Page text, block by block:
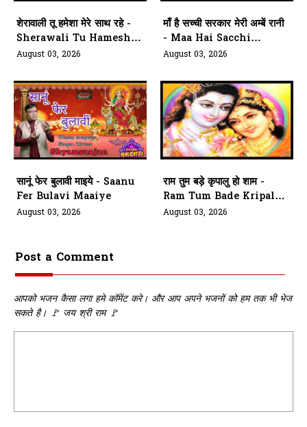
शेरावाली तू हमेशा मेरे साथ रहे -
Sherawali Tu Hamesha
Mere Saath
August 03, 2026
माँ है सच्ची सरकार मेरी अम्बें रानी
- Maa Hai Sacchi
Sarkar Meri Ambe Rani
August 03, 2026
सानूं फेर बुलावी माइये - Saanu
Fer Bulavi Maaiye
August 03, 2026
राम तुम बड़े कृपालु हो शाम -
Ram Tum Bade Kripalu
Ho Shaam
August 03, 2026
Post a Comment
आपको भजन कैसा लगा हमे कॉमेंट करे। और आप अपने भजनों को हम तक भी भेज
सकते है। 🚩 जय श्री राम 🚩